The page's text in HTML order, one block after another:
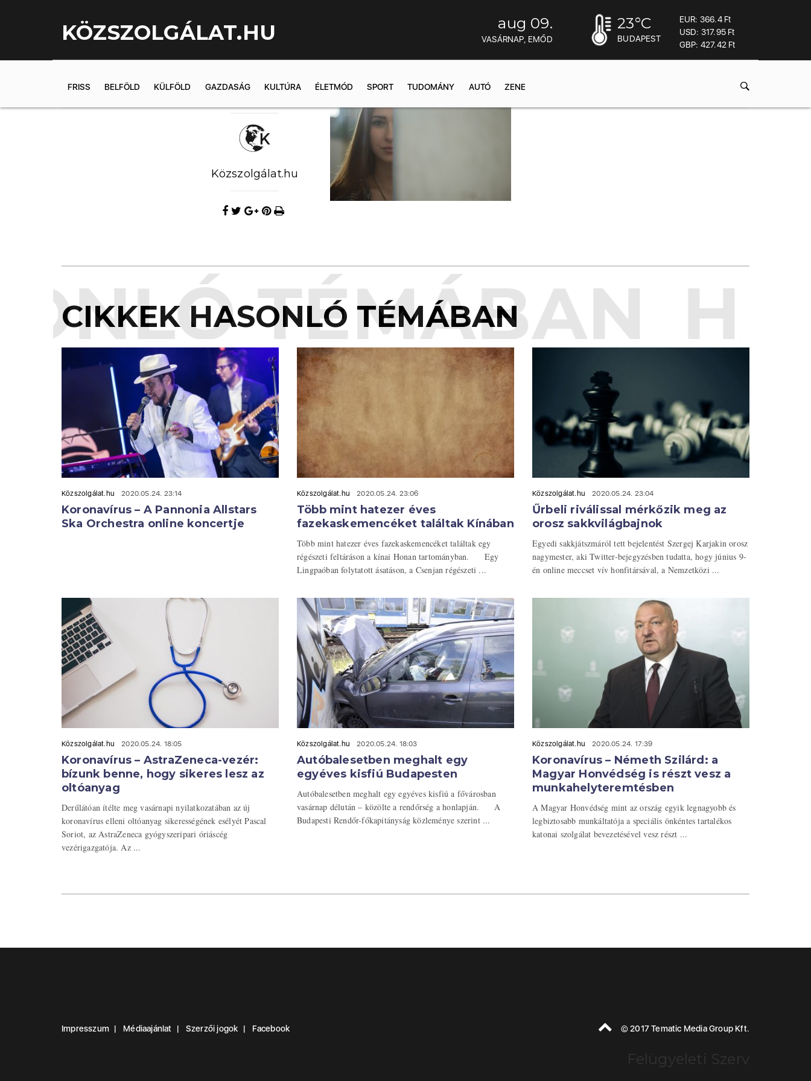
KÖZSZOLGÁLAT.HU aug 09.
VASÁRNAP, EMŐD
23°C
BUDAPEST
EUR: 366.4 Ft
USD: 317.95 Ft
GBP: 427.42 Ft
FRISS BELFÖLD KÜLFÖLD GAZDASÁG KULTÚRA ÉLETMÓD SPORT TUDOMÁNY AUTÓ ZENE
Közszolgálat.hu
CIKKEK HASONLÓ TÉMÁBAN
TÉMÁBAN
Közszolgálat.hu 2020.05.24. 23:14
Koronavírus – A Pannonia Allstars
Ska Orchestra online koncertje
Közszolgálat.hu 2020.05.24. 23:06
Több mint hatezer éves
fazekaskemencéket találtak Kínában
Több mint hatezer éves fazekaskemencéket találtak egy
régészeti feltáráson a kínai Honan tartományban. Egy
Lingpaóban folytatott ásatáson, a Csenjan régészeti ...
Közszolgálat.hu 2020.05.24. 23:04
Űrbeli riválissal mérkőzik meg az
orosz sakkvilágbajnok
Egyedi sakkjátszmáról tett bejelentést Szergej Karjakin orosz
nagymester, aki Twitter-bejegyzésben tudatta, hogy június 9-
én online meccset vív honfitársával, a Nemzetközi ...
Közszolgálat.hu 2020.05.24. 18:05
Koronavírus – AstraZeneca-vezér:
bízunk benne, hogy sikeres lesz az
oltóanyag
Derűlátóan ítélte meg vasárnapi nyilatkozatában az új
koronavírus elleni oltóanyag sikerességének esélyét Pascal
Soriot, az AstraZeneca gyógyszeripari óriáscég
vezérigazgatója. Az ...
Közszolgálat.hu 2020.05.24. 18:03
Autóbalesetben meghalt egy
egyéves kisfiú Budapesten
Autóbalesetben meghalt egy egyéves kisfiú a fővárosban
vasárnap délután – közölte a rendőrség a honlapján. A
Budapesti Rendőr-főkapitányság közleménye szerint ...
Közszolgálat.hu 2020.05.24. 17:39
Koronavírus – Németh Szilárd: a
Magyar Honvédség is részt vesz a
munkahelyteremtésben
A Magyar Honvédség mint az ország egyik legnagyobb és
legbiztosabb munkáltatója a speciális önkéntes tartalékos
katonai szolgálat bevezetésével vesz részt ...
Impresszum Médiaajánlat Szerzői jogok Facebook © 2017 Tematic Media Group Kft.
Felügyeleti Szerv